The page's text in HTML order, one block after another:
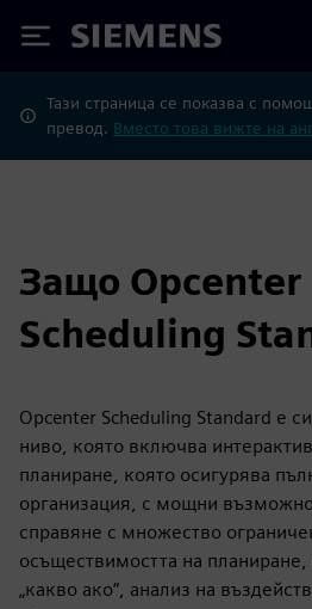
Siemens
Тази страница се показва с
превод. Вместо това вижте на
Защо Opcenter
Scheduling
Opcenter Scheduling Standard е
ниво, която включва
планиране, която осигурява
организация, с мощни
справяне с множество
осъществимостта на
„какво ако“, анализ на